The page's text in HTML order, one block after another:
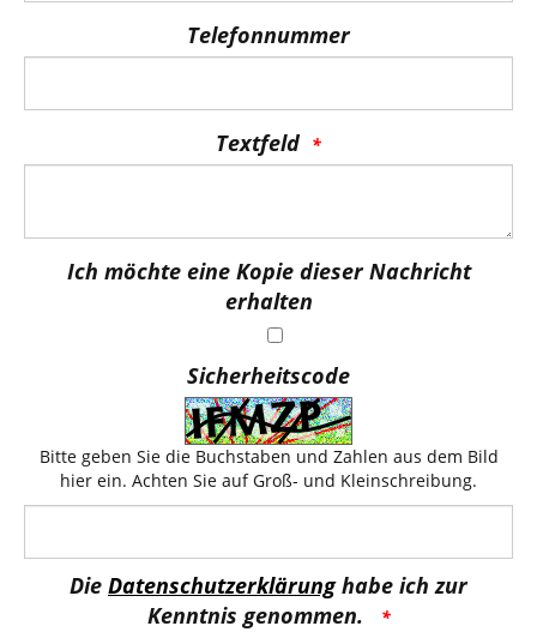
Telefonnummer
Textfeld
Ich möchte eine Kopie dieser Nachricht
erhalten
Sicherheitscode
Bitte geben Sie die Buchstaben und Zahlen aus dem Bild
hier ein. Achten Sie auf Groß- und Kleinschreibung.
Die Datenschutzerklärunghabe ich zur
Kenntnis genommen.